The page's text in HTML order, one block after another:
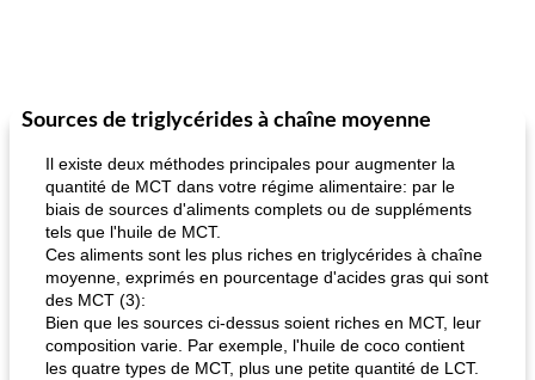
Sources de triglycérides à chaîne moyenne
Il existe deux méthodes principales pour augmenter la
quantité de MCT dans votre régime alimentaire: par le
biais de sources d'aliments complets ou de suppléments
tels que l'huile de MCT.
Ces aliments sont les plus riches en triglycérides à chaîne
moyenne, exprimés en pourcentage d'acides gras qui sont
des MCT (3):
Bien que les sources ci-dessus soient riches en MCT, leur
composition varie. Par exemple, l'huile de coco contient
les quatre types de MCT, plus une petite quantité de LCT.